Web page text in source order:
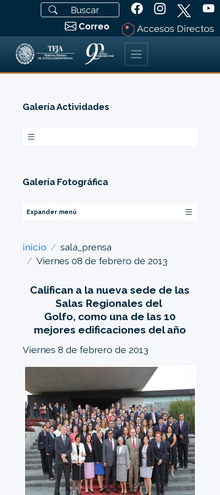
Correo Accesos Directos
Galería Actividades
Galería Fotográfica
Expander menú
inicio
sala_prensa
Viernes 08 de febrero de 2013
Califican a la nueva sede de las
Salas Regionales del
Golfo, como una de las 10
mejores edificaciones del año
Viernes 8 de febrero de 2013